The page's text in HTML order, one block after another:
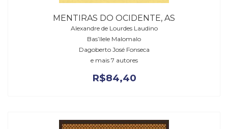
MENTIRAS DO OCIDENTE, AS
Alexandre de Lourdes Laudino
Bas’Ilele Malomalo
Dagoberto José Fonseca
e mais 7 autores
R$84,40